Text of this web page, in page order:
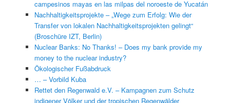
campesinos mayas en las milpas del noroeste de Yucatán
Nachhaltigkeitsprojekte – „Wege zum Erfolg: Wie der
Transfer von lokalen Nachhaltigkeitsprojekten gelingt“
(Broschüre IZT, Berlin)
Nuclear Banks: No Thanks! – Does my bank provide my
money to the nuclear industry?
Ökologischer Fußabdruck
… – Vorbild Kuba
Rettet den Regenwald e.V. – Kampagnen zum Schutz
indigener Völker und der tropischen Regenwälder